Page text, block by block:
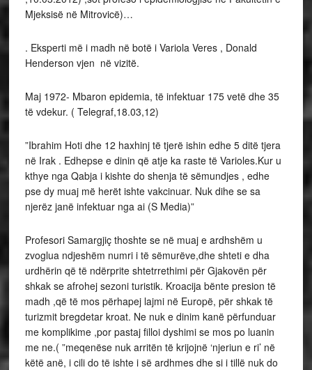
Mjeksisë në Mitrovicë)…
. Eksperti më i madh në botë i Variola Veres , Donald
Henderson vjen në vizitë.
Maj 1972- Mbaron epidemia, të infektuar 175 vetë dhe 35
të vdekur. ( Telegraf,18.03,12)
”Ibrahim Hoti dhe 12 haxhinj të tjerë ishin edhe 5 ditë tjera
në Irak . Edhepse e dinin që atje ka raste të Varioles.Kur u
kthye nga Qabja i kishte do shenja të sëmundjes , edhe
pse dy muaj më herët ishte vakcinuar. Nuk dihe se sa
njerëz janë infektuar nga ai (S Media)”
Profesori Samargjiç thoshte se në muaj e ardhshëm u
zvoglua ndjeshëm numri i të sëmurëve,dhe shteti e dha
urdhërin që të ndërprite shtetrrethimi për Gjakovën për
shkak se afrohej sezoni turistik. Kroacija bënte presion të
madh ,që të mos përhapej lajmi në Europë, për shkak të
turizmit bregdetar kroat. Ne nuk e dinim kanë përfunduar
me komplikime ,por pastaj filloi dyshimi se mos po luanin
me ne.( ”meqenëse nuk arritën të krijojnë ‘njeriun e ri’ në
këtë anë, i cili do të ishte i së ardhmes dhe si i tillë nuk do